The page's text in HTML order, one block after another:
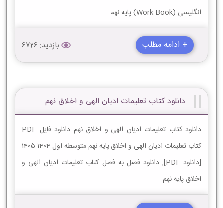
انگلیسی (Work Book) پایه نهم
+ ادامه مطلب بازدید: 6726
دانلود کتاب تعلیمات ادیان الهى و اخلاق نهم
دانلود کتاب تعلیمات ادیان الهى و اخلاق نهم دانلود فایل PDF
کتاب تعلیمات ادیان الهى و اخلاق پایه نهم متوسطه اول 1404-1405
[دانلود PDF], دانلود فصل به فصل کتاب تعلیمات ادیان الهى و
اخلاق پایه نهم